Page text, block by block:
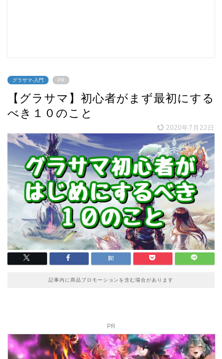
グラサマ-入門 PR
【グラサマ】初心者がまず最初にする
べき１０のこと
2020年7月22日
記事内に商品プロモーションを含む場合があります
PR